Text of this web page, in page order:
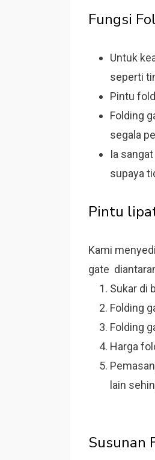
Fungsi
Untuk
seperti
Pintu
Folding
segala
Ia
supaya
Pintu
Kami
gate
Sukar di
Folding
Folding
Harga
lain
Susunan